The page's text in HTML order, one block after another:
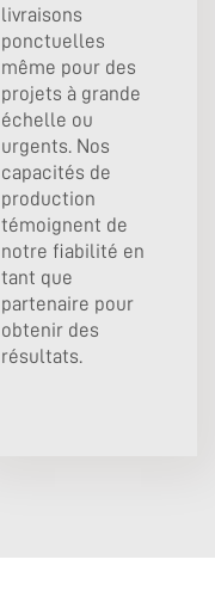
livraisons
ponctuelles
même pour des
projets à grande
échelle ou
urgents. Nos
capacités de
production
témoignent de
notre fiabilité en
tant que
partenaire pour
obtenir des
résultats.